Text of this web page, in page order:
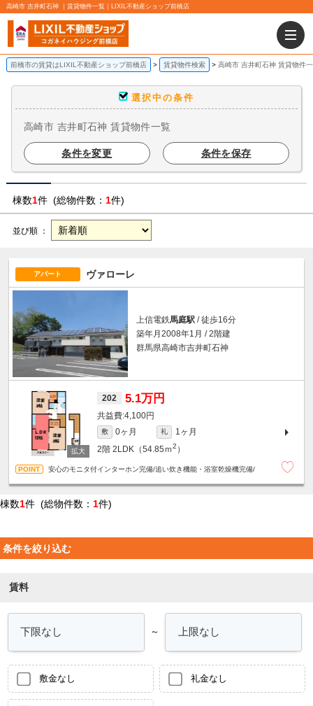
高崎市 吉井町石神 ｜賃貸物件一覧｜LIXIL不動産ショップ前橋店
前橋市の賃貸はLIXIL不動産ショップ前橋店 賃貸物件検索 高崎市 吉井町石神 賃貸物件
選択中の条件
高崎市 吉井町石神 賃貸物件一覧
条件を変更 条件を保存
棟数1件 (総物件数： 1件)
並び順 ：
アパート ヴァローレ
上信電鉄馬庭駅 / 徒歩16分
築年月2008年1月 / 2階建
群馬県高崎市吉井町石神
202 5.1万円
4,100円
敷 0ヶ月 礼
1ヶ月
2階 2LDK（54.85ｍ2 ）
安心のモニタ付インターホン完備/追い炊き機能・浴室乾燥機完備/
棟数1件 (総物件数： 1件)
条件を絞り込む
賃料
～
敷金なし 礼金なし